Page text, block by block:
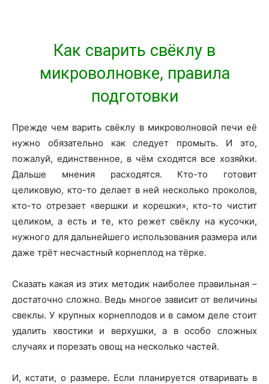
Как сварить свёклу в
микроволновке, правила
подготовки
Прежде чем варить свёклу в микроволновой печи её
нужно обязательно как следует промыть. И это,
пожалуй, единственное, в чём сходятся все хозяйки.
Дальше мнения расходятся. Кто-то готовит
целиковую, кто-то делает в ней несколько проколов,
кто-то отрезает «вершки и корешки», кто-то чистит
целиком, а есть и те, кто режет свёклу на кусочки,
нужного для дальнейшего использования размера или
даже трёт несчастный корнеплод на тёрке.
Сказать какая из этих методик наиболее правильная –
достаточно сложно. Ведь многое зависит от величины
свеклы. У крупных корнеплодов и в самом деле стоит
удалить хвостики и верхушки, а в особо сложных
случаях и порезать овощ на несколько частей.
И, кстати, о размере. Если планируется отваривать в